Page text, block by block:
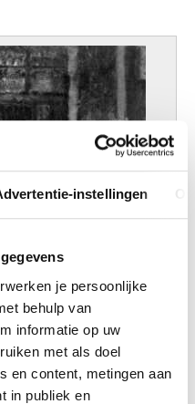
instellingen
je persoonlijke
behulp van
informatie op uw
met als doel
en content, metingen aan
in publiek en